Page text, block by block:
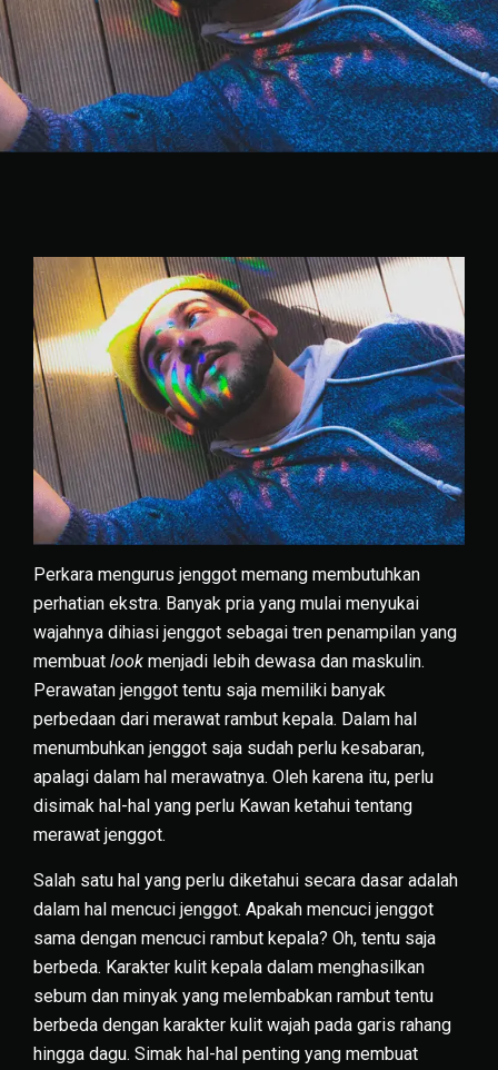
Perkara mengurus jenggot memang membutuhkan
perhatian ekstra. Banyak pria yang mulai menyukai
wajahnya dihiasi jenggot sebagai tren penampilan yang
membuat look menjadi lebih dewasa dan maskulin.
Perawatan jenggot tentu saja memiliki banyak
perbedaan dari merawat rambut kepala. Dalam hal
menumbuhkan jenggot saja sudah perlu kesabaran,
apalagi dalam hal merawatnya. Oleh karena itu, perlu
disimak hal-hal yang perlu Kawan ketahui tentang
merawat jenggot.
Salah satu hal yang perlu diketahui secara dasar adalah
dalam hal mencuci jenggot. Apakah mencuci jenggot
sama dengan mencuci rambut kepala? Oh, tentu saja
berbeda. Karakter kulit kepala dalam menghasilkan
sebum dan minyak yang melembabkan rambut tentu
berbeda dengan karakter kulit wajah pada garis rahang
hingga dagu. Simak hal-hal penting yang membuat